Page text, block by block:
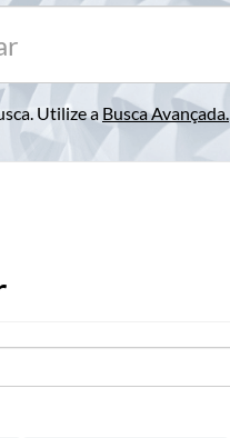
Utilize a Busca Avançada.